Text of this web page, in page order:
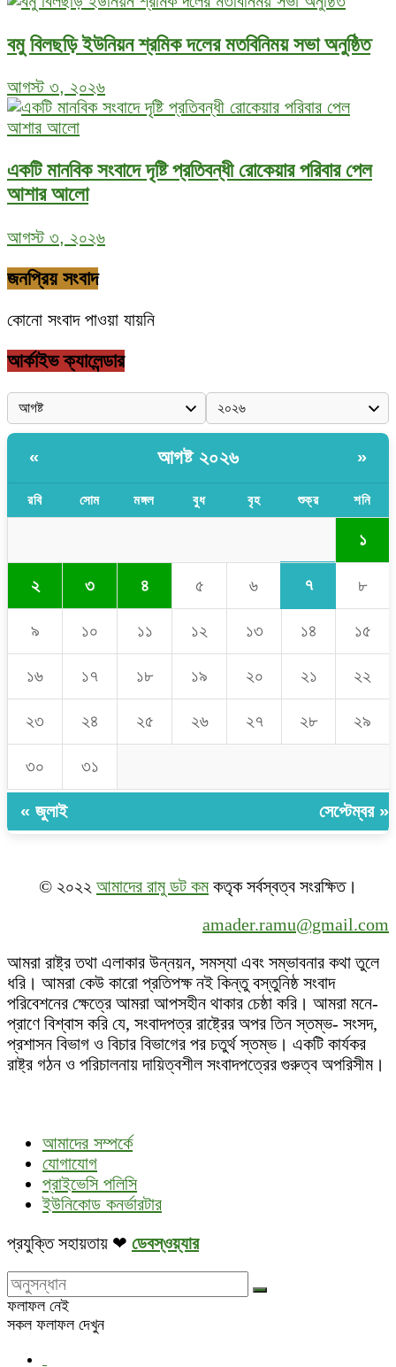
বমু বিলছড়ি ইউনিয়ন শ্রমিক দলের মতবিনিময় সভা অনুষ্ঠিত
আগস্ট ৩, ২০২৬
একটি মানবিক সংবাদে দৃষ্টি প্রতিবন্ধী রোকেয়ার পরিবার পেল
আশার আলো
আগস্ট ৩, ২০২৬
জনপ্রিয় সংবাদ
কোনো সংবাদ পাওয়া যায়নি
আর্কাইভ ক্যালেন্ডার
« আগষ্ট ২০২৬ »
রবি সোম মঙ্গল বুধ বৃহ শুক্র শনি
১
২ ৩ ৪ ৫ ৬ ৭ ৮
৯ ১০ ১১ ১২ ১৩ ১৪ ১৫
১৬ ১৭ ১৮ ১৯ ২০ ২১ ২২
২৩ ২৪ ২৫ ২৬ ২৭ ২৮ ২৯
৩০ ৩১
« জুলাই সেপ্টেম্বর »
© ২০২২ আমাদের রামু ডট কমকতৃক সর্বস্বত্ব সংরক্ষিত।
amader.ramu@gmail.com
আমরা রাষ্ট্র তথা এলাকার উন্নয়ন, সমস্যা এবং সম্ভাবনার কথা তুলে
ধরি। আমরা কেউ কারো প্রতিপক্ষ নই কিন্তু বস্তুনিষ্ঠ সংবাদ
পরিবেশনের ক্ষেত্রে আমরা আপসহীন থাকার চেষ্ঠা করি। আমরা মনে-
প্রাণে বিশ্বাস করি যে, সংবাদপত্র রাষ্ট্রের অপর তিন স্তম্ভ- সংসদ,
প্রশাসন বিভাগ ও বিচার বিভাগের পর চতুর্থ স্তম্ভ। একটি কার্যকর
রাষ্ট্র গঠন ও পরিচালনায় দায়িত্বশীল সংবাদপত্রের গুরুত্ব অপরিসীম।
আমাদের সম্পর্কে
যোগাযোগ
প্রাইভেসি পলিসি
ইউনিকোড কনর্ভারটার
প্রযুক্তি সহায়তায় ❤ ডেবস্ওয়্যার
ফলাফল নেই
সকল ফলাফল দেখুন